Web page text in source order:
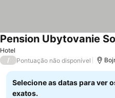
Hotel
Pension Ubytovanie
/ Pontuação não disponível
Selecione as datas para ver
exatos.